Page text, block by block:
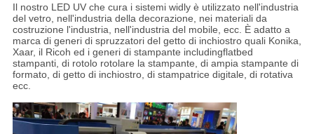
Il nostro LED UV che cura i sistemi widly è utilizzato nell'industria
del vetro, nell'industria della decorazione, nei materiali da
costruzione l'industria, nell'industria del mobile, ecc. È adatto a
marca di generi di spruzzatori del getto di inchiostro quali Konika,
Xaar, il Ricoh ed i generi di stampante includingflatbed
stampanti, di rotolo rotolare la stampante, di ampia stampante di
formato, di getto di inchiostro, di stampatrice digitale, di rotativa
ecc.